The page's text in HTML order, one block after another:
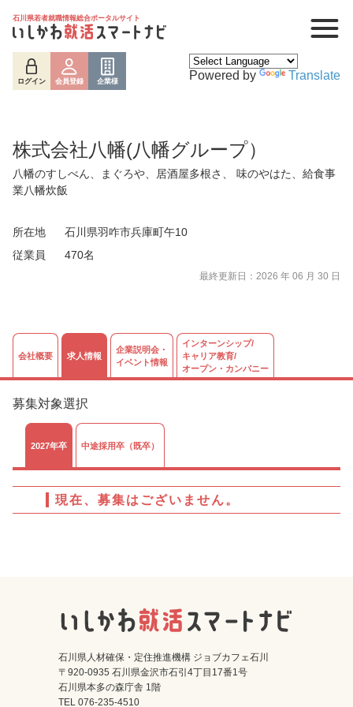
石川県若者就職情報総合ポータルサイト
ログイン 会員登録 企業様 Powered by Translate
会員登録 企業様
株式会社八幡(八幡グループ）
八幡のすしべん、まぐろや、居酒屋多根さ、 味のやはた、給食事
業八幡炊飯
所在地
石川県羽咋市兵庫町午10
従業員
470名
最終更新日：2026 年 06 月 30 日
会社概要 求人情報
企業説明会・
イベント情報
インターンシップ/
キャリア教育/
オープン・カンパニー
募集対象選択
2027年卒 中途採用卒（既卒）
現在、募集はございません。
石川県人材確保・定住推進機構 ジョブカフェ石川
〒920-0935 石川県金沢市石引4丁目17番1号
石川県本多の森庁舎 1階
TEL 076-235-4510